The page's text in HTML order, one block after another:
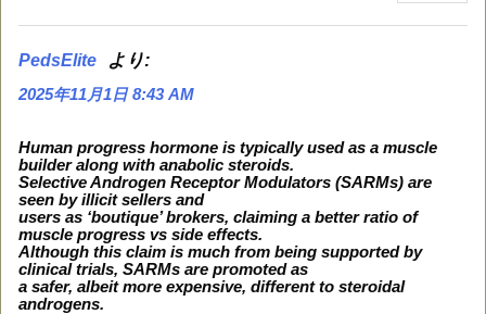
PedsElite より:
2025年11月1日 8:43 AM
Human progress hormone is typically used as a muscle
builder along with anabolic steroids.
Selective Androgen Receptor Modulators (SARMs) are
seen by illicit sellers and
users as ‘boutique’ brokers, claiming a better ratio of
muscle progress vs side effects.
Although this claim is much from being supported by
clinical trials, SARMs are promoted as
a safer, albeit more expensive, different to steroidal
androgens.